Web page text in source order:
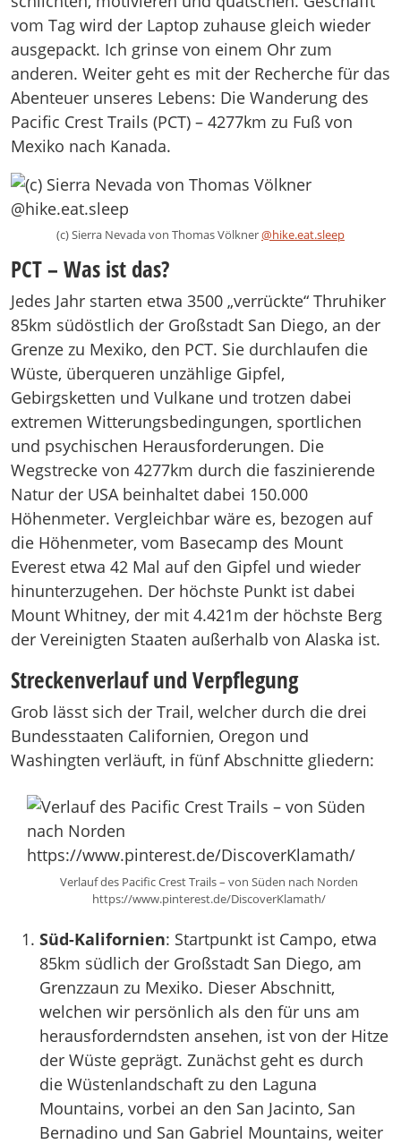
vom Tag wird der Laptop zuhause gleich wieder
ausgepackt. Ich grinse von einem Ohr zum
anderen. Weiter geht es mit der Recherche für das
Abenteuer unseres Lebens: Die Wanderung des
Pacific Crest Trails (PCT) – 4277km zu Fuß von
Mexiko nach Kanada.
(c) Sierra Nevada von Thomas Völkner@hike.eat.sleep
PCT – Was ist das?
Jedes Jahr starten etwa 3500 „verrückte“ Thruhiker
85km südöstlich der Großstadt San Diego, an der
Grenze zu Mexiko, den PCT. Sie durchlaufen die
Wüste, überqueren unzählige Gipfel,
Gebirgsketten und Vulkane und trotzen dabei
extremen Witterungsbedingungen, sportlichen
und psychischen Herausforderungen. Die
Wegstrecke von 4277km durch die faszinierende
Natur der USA beinhaltet dabei 150.000
Höhenmeter. Vergleichbar wäre es, bezogen auf
die Höhenmeter, vom Basecamp des Mount
Everest etwa 42 Mal auf den Gipfel und wieder
hinunterzugehen. Der höchste Punkt ist dabei
Mount Whitney, der mit 4.421m der höchste Berg
der Vereinigten Staaten außerhalb von Alaska ist.
Streckenverlauf und Verpflegung
Grob lässt sich der Trail, welcher durch die drei
Bundesstaaten Californien, Oregon und
Washingten verläuft, in fünf Abschnitte gliedern:
Verlauf des Pacific Crest Trails – von Süden nach Norden
https://www.pinterest.de/DiscoverKlamath/
Süd-Kalifornien: Startpunkt ist Campo, etwa
85km südlich der Großstadt San Diego, am
Grenzzaun zu Mexiko. Dieser Abschnitt,
welchen wir persönlich als den für uns am
herausforderndsten ansehen, ist von der Hitze
der Wüste geprägt. Zunächst geht es durch
die Wüstenlandschaft zu den Laguna
Mountains, vorbei an den San Jacinto, San
Bernadino und San Gabriel Mountains, weiter